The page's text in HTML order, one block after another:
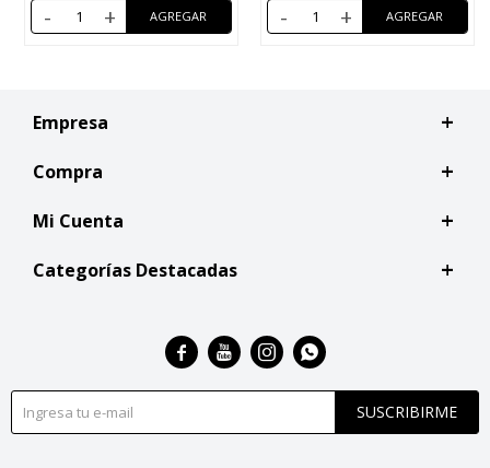
- + - +
Empresa
Compra
Mi Cuenta
Categorías Destacadas
SUSCRIBIRME
   